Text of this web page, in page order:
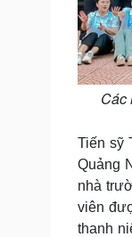
Các
Tiến sỹ
Quảng
nhà
viên
thanh